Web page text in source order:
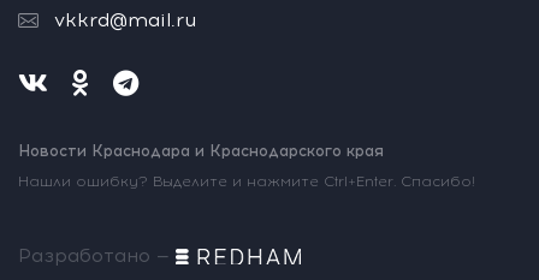
vkkrd@mail.ru
Новости Краснодара и Краснодарского края
Нашли ошибку? Выделите и нажмите Ctrl+Enter. Спасибо!
Разработано —